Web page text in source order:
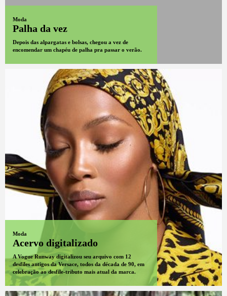
Moda
Palha da vez
Depois das alpargatas e bolsas, chegou a vez de
encomendar um chapéu de palha pra passar o verão.
Moda
Acervo digitalizado
A Vogue Runway digitalizou seu arquivo com 12
desfiles antigos da Versace, todos da década de 90, em
celebração ao desfile-tributo mais atual da marca.